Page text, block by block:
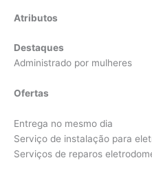
Atributos
Destaques
Administrado por mulheres
Ofertas
Entrega no mesmo dia
Serviço de instalação para
Serviços de reparos